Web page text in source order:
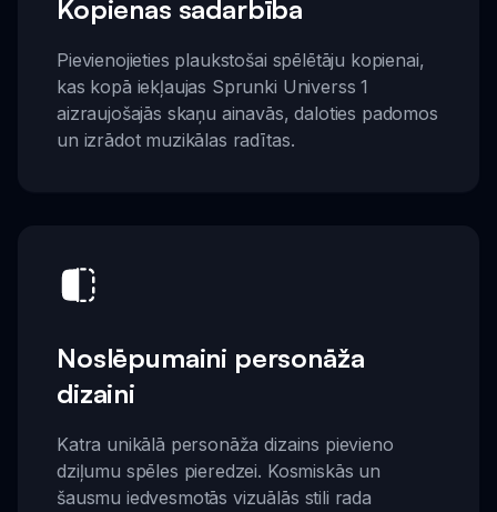
Kopienas sadarbība
Pievienojieties plaukstošai spēlētāju kopienai,
kas kopā iekļaujas Sprunki Universs 1
aizraujošajās skaņu ainavās, daloties padomos
un izrādot muzikālas radītas.
Noslēpumaini personāža
dizaini
Katra unikālā personāža dizains pievieno
dziļumu spēles pieredzei. Kosmiskās un
šausmu iedvesmotās vizuālās stili rada